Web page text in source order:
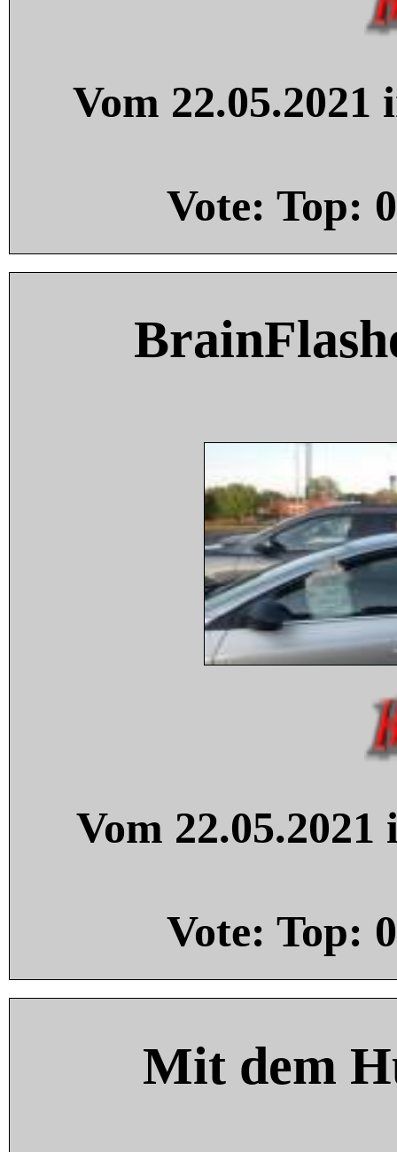
Vom
Vote: Top: 0
Vom
Vote: Top: 0
Mit dem